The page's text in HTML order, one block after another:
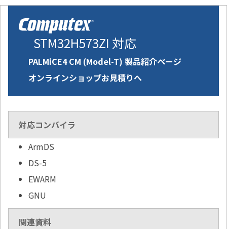
STM32H573ZI 対応
PALMiCE4 CM (Model-T) 製品紹介ページ
オンラインショップお見積りへ
対応コンパイラ
ArmDS
DS-5
EWARM
GNU
関連資料